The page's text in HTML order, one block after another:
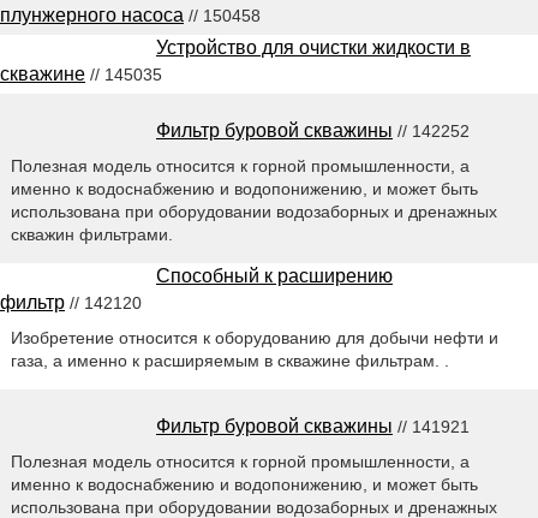
плунжерного насоса // 150458
Устройство для очистки жидкости в
скважине // 145035
Фильтр буровой скважины // 142252
Полезная модель относится к горной промышленности, а
именно к водоснабжению и водопонижению, и может быть
использована при оборудовании водозаборных и дренажных
скважин фильтрами.
Способный к расширению
фильтр // 142120
Изобретение относится к оборудованию для добычи нефти и
газа, а именно к расширяемым в скважине фильтрам. .
Фильтр буровой скважины // 141921
Полезная модель относится к горной промышленности, а
именно к водоснабжению и водопонижению, и может быть
использована при оборудовании водозаборных и дренажных